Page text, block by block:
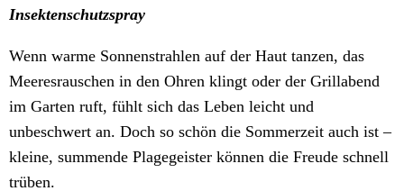
Insektenschutzspray
Wenn warme Sonnenstrahlen auf der Haut tanzen, das
Meeresrauschen in den Ohren klingt oder der Grillabend
im Garten ruft, fühlt sich das Leben leicht und
unbeschwert an. Doch so schön die Sommerzeit auch ist –
kleine, summende Plagegeister können die Freude schnell
trüben.